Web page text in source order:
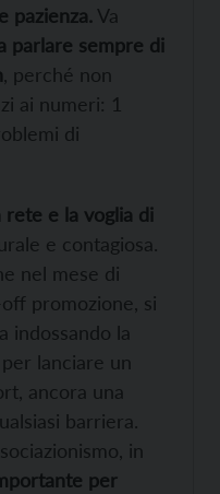
pazienza. Va
parlare sempre di
, perché non
ai numeri: 1
di
rete e la voglia di
e contagiosa.
nel mese di
promozione, si
indossando la
lanciare un
ancora una
barriera.
in
per